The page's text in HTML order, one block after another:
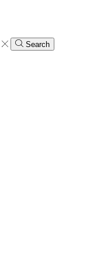
Search